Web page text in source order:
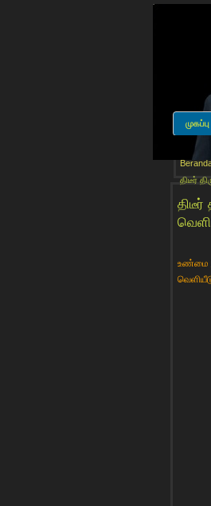
முகப்பு
திடீர்
உண்மை